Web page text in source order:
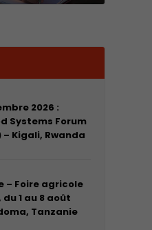
2026 :
Systems Forum
– Kigali, Rwanda
– Foire agricole
1 au 8 août
Tanzanie